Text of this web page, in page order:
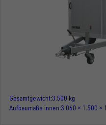
Gesamtgewicht3.500 kg
Aufbaumaße innen 3.060 × 1.500 ×